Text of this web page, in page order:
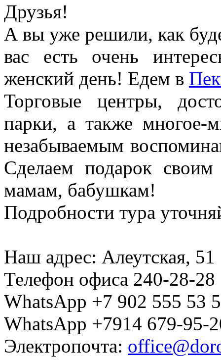
Друзья!
А вы уже решили, как
вас есть очень
женский день! Едем в
Торговые центры,
парки, а также многое-
незабываемым
Сделаем подарок
мамам, бабушкам!
Подробности тура
Наш адрес: Алеутская, 51
Телефон офиса 240-28-28
WhatsApp +7 902 555 53
WhatsApp +7914 679-
Электропочта: